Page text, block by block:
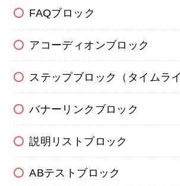
FAQブロック
アコーディオンブロック
ステップブロック（タイムライ
バナーリンクブロック
説明リストブロック
ABテストブロック